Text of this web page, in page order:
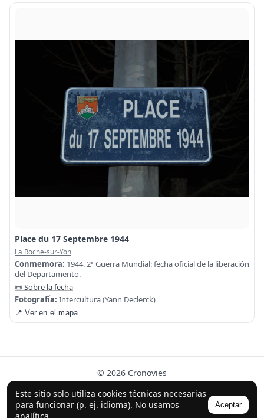
Este sitio solo utiliza cookies técnicas necesarias
para funcionar (p. ej. idioma). No usamos
Aceptar
Place du 17 Septembre 1944
La Roche-sur-Yon
Conmemora: 1944. 2ª Guerra Mundial: fecha oficial de la liberación
del Departamento.
📜 Sobre la fecha
Fotografía: Intercultura (Yann Declerck)
📍 Ver en el mapa
© 2026 Cronovies
Historia en las calles · Desarrollado con la ayuda de IA
(ChatGPT).